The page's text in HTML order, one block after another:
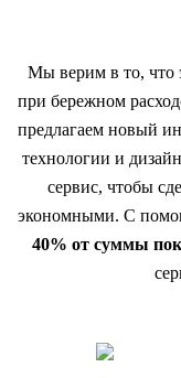
Мы верим в то, что
при бережном
предлагаем новый
технологии и
сервис, чтобы
экономными. С
40% от суммы